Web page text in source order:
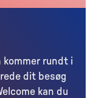
kommer rundt i
dit besøg
kan du